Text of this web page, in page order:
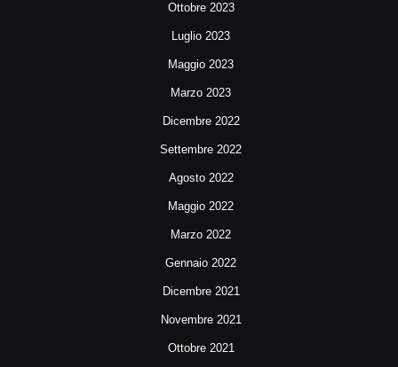
Ottobre 2023
Luglio 2023
Maggio 2023
Marzo 2023
Dicembre 2022
Settembre 2022
Agosto 2022
Maggio 2022
Marzo 2022
Gennaio 2022
Dicembre 2021
Novembre 2021
Ottobre 2021